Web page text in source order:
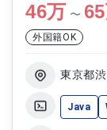
46万 〜 65
外国籍OK
東京都
Java